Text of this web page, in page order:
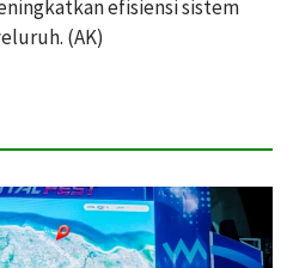
efisiensi sistem
(AK)